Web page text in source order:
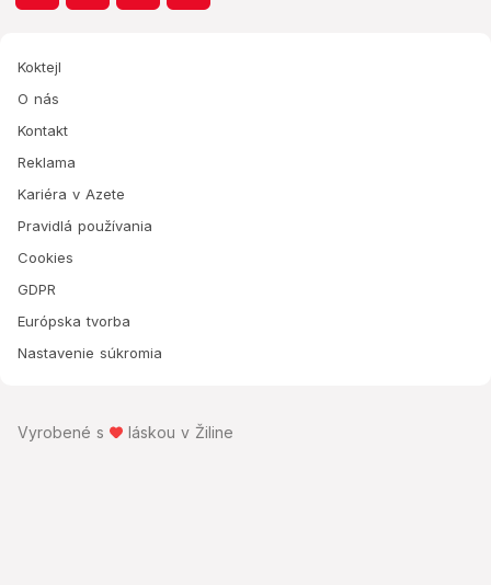
Koktejl
O nás
Kontakt
Reklama
Kariéra v Azete
Pravidlá používania
Cookies
GDPR
Európska tvorba
Nastavenie súkromia
Vyrobené s láskou v Žiline